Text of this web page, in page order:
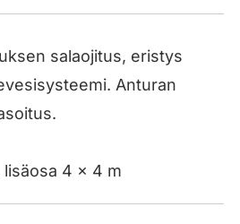
salaojitus, eristys
Anturan
lisäosa 4 x 4 m